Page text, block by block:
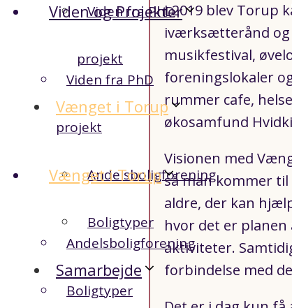
Viden fra PhD
projekt
Vænget i Torup
Andelsboligforening
Boligtyper
Samarbejde
Viden og Projekter
Viden fra PhD
projekt
Vænget i Torup
Andelsboligforening
Boligtyper
I 2019 blev Torup
iværksætterånd og
musikfestival,
foreningslokaler
rummer cafe,
økosamfund
Visionen med
så man kommer
aldre, der kan
hvor det er planen
aktiviteter.
forbindelse med